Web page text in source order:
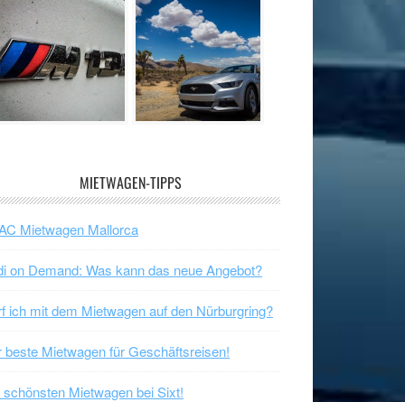
MIETWAGEN-TIPPS
Mietwagen Mallorca
on Demand: Was kann das neue Angebot?
ich mit dem Mietwagen auf den Nürburgring?
beste Mietwagen für Geschäftsreisen!
schönsten Mietwagen bei Sixt!